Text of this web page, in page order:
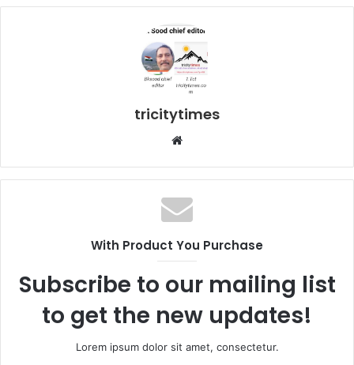
tricitytimes
Website
With Product You Purchase
Subscribe to our mailing list
to get the new updates!
Lorem ipsum dolor sit amet, consectetur.